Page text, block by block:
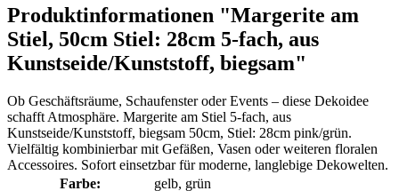
Produktinformationen "Margerite am
Stiel, 50cm Stiel: 28cm 5-fach, aus
Kunstseide/Kunststoff, biegsam"
Ob Geschäftsräume, Schaufenster oder Events – diese Dekoidee
schafft Atmosphäre. Margerite am Stiel 5-fach, aus
Kunstseide/Kunststoff, biegsam 50cm, Stiel: 28cm pink/grün.
Vielfältig kombinierbar mit Gefäßen, Vasen oder weiteren floralen
Accessoires. Sofort einsetzbar für moderne, langlebige Dekowelten.
Farbe:
gelb, grün